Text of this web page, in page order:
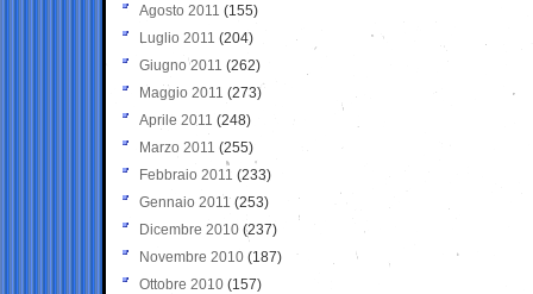
Agosto 2011 (155)
Luglio 2011 (204)
Giugno 2011 (262)
Maggio 2011 (273)
Aprile 2011 (248)
Marzo 2011 (255)
Febbraio 2011 (233)
Gennaio 2011 (253)
Dicembre 2010 (237)
Novembre 2010 (187)
Ottobre 2010 (157)